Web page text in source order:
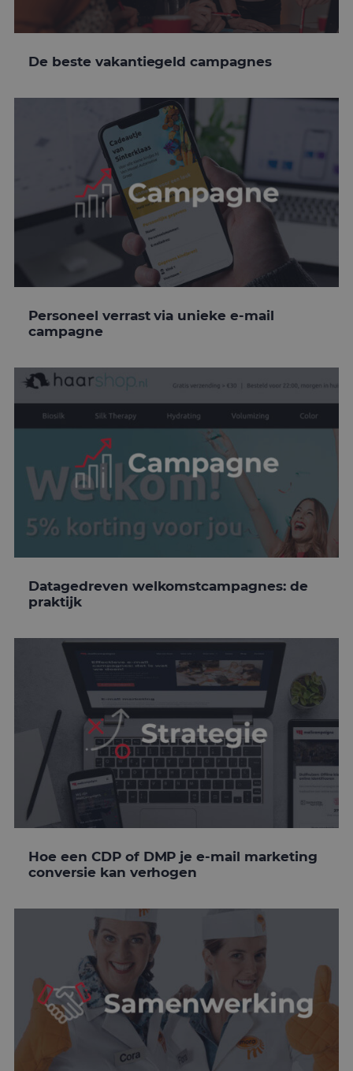
De beste vakantiegeld campagnes
Personeel verrast via unieke e-mail
campagne
Datagedreven welkomstcampagnes: de
praktijk
Hoe een CDP of DMP je e-mail marketing
conversie kan verhogen